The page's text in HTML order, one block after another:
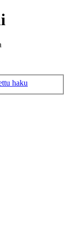
haku